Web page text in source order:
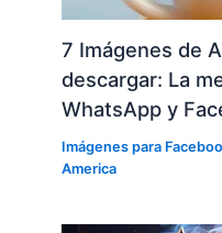
7 Imágenes de
descargar: La
WhatsApp y
Imágenes para
America